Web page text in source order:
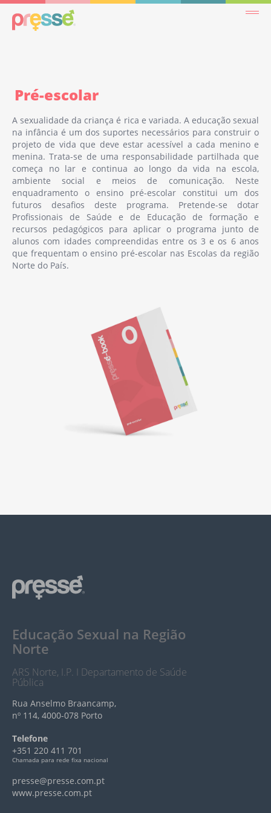
Pré-escolar
A sexualidade da criança é rica e variada. A educação sexual
na infância é um dos suportes necessários para construir o
projeto de vida que deve estar acessível a cada menino e
menina. Trata-se de uma responsabilidade partilhada que
começa no lar e continua ao longo da vida na escola,
ambiente social e meios de comunicação. Neste
enquadramento o ensino pré-escolar constitui um dos
futuros desafios deste programa. Pretende-se dotar
Profissionais de Saúde e de Educação de formação e
recursos pedagógicos para aplicar o programa junto de
alunos com idades compreendidas entre os 3 e os 6 anos
que frequentam o ensino pré-escolar nas Escolas da região
Norte do País.
Educação Sexual na Região
Norte
ARS Norte, I.P. I Departamento de Saúde
Pública
Rua Anselmo Braancamp,
nº 114, 4000-078 Porto
Telefone
+351 220 411 701
Chamada para rede fixa nacional
presse@presse.com.pt
www.presse.com.pt